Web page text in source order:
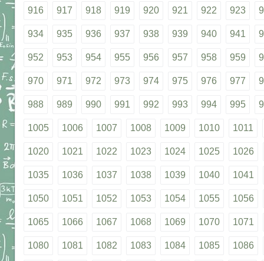
916 917 918 919 920 921 922 923
934 935 936 937 938 939 940 941
952 953 954 955 956 957 958 959
970 971 972 973 974 975 976 977
988 989 990 991 992 993 994 995
1005 1006 1007 1008 1009 1010 1011
1020 1021 1022 1023 1024 1025 1026
1035 1036 1037 1038 1039 1040 1041
1050 1051 1052 1053 1054 1055 1056
1065 1066 1067 1068 1069 1070 1071
1080 1081 1082 1083 1084 1085 1086